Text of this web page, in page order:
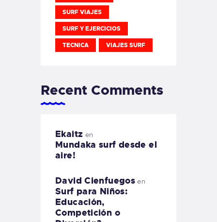
SURF VIAJES
SURF Y EJERCICIOS
TECNICA VIAJES SURF
Recent Comments
Ekaitz en
Mundaka surf desde el
aire!
David Cienfuegos en
Surf para Niños:
Educación,
Competición o